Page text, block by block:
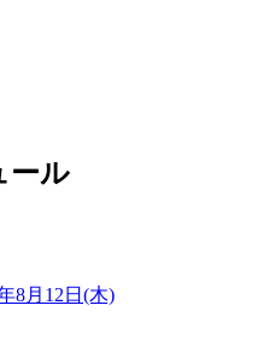
ール
8月12日(木)